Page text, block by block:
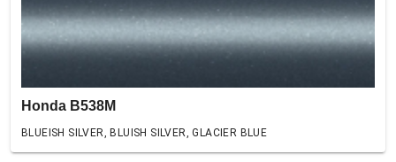
Honda B538M
BLUEISH SILVER, BLUISH SILVER, GLACIER BLUE